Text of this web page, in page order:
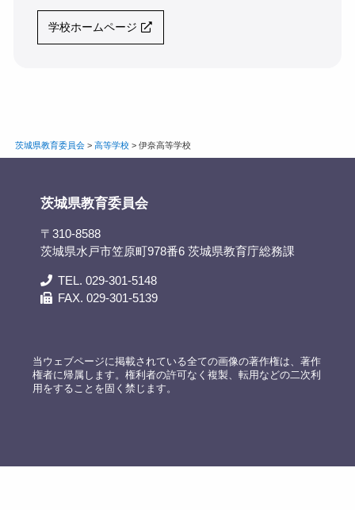
学校ホームページ
茨城県教育委員会> 高等学校> 伊奈高等学校
茨城県教育委員会
〒310-8588
茨城県水戸市笠原町978番6 茨城県教育庁総務課
TEL. 029-301-5148
FAX. 029-301-5139
当ウェブページに掲載されている全ての画像の著作権は、著作
権者に帰属します。権利者の許可なく複製、転用などの二次利
用をすることを固く禁じます。